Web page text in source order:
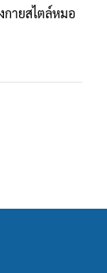
กายสไตล์หมอ